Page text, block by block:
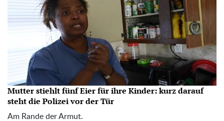
Mutter stiehlt fünf Eier für ihre Kinder: kurz darauf
steht die Polizei vor der Tür
Am Rande der Armut.